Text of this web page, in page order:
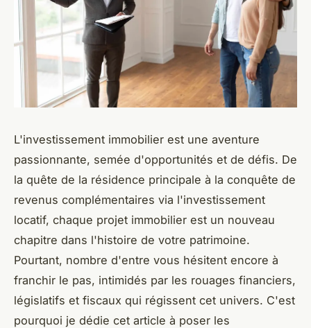
L'investissement immobilier est une aventure
passionnante, semée d'opportunités et de défis. De
la quête de la résidence principale à la conquête de
revenus complémentaires via l'investissement
locatif, chaque projet immobilier est un nouveau
chapitre dans l'histoire de votre patrimoine.
Pourtant, nombre d'entre vous hésitent encore à
franchir le pas, intimidés par les rouages financiers,
législatifs et fiscaux qui régissent cet univers. C'est
pourquoi je dédie cet article à poser les